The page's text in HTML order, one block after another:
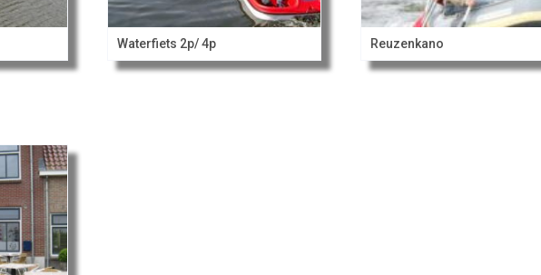
Waterfiets 2p/ 4p Reuzenkano